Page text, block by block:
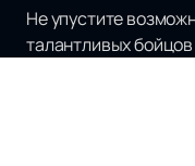
Не упустите
талантливых